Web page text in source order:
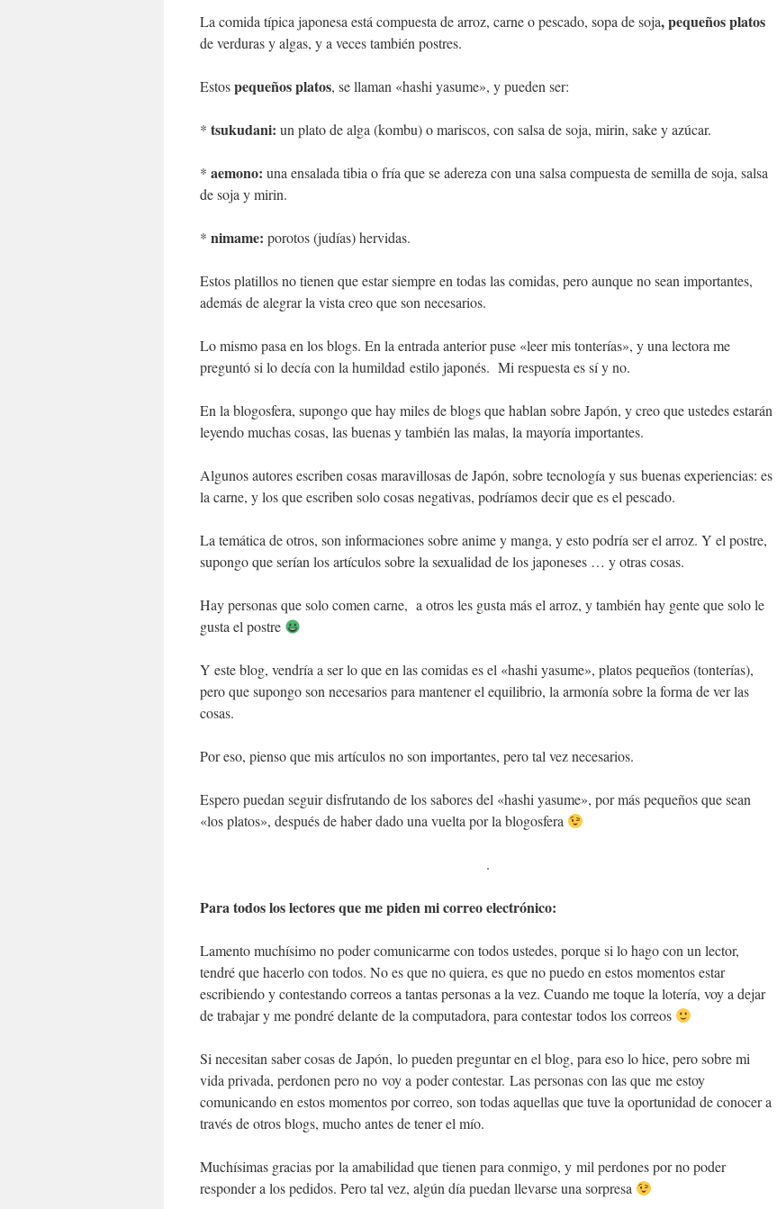
La comida típica japonesa está compuesta de arroz, carne o pescado, sopa de soja, pequeños platos
de verduras y algas, y a veces también postres.
Estospequeños platos, se llaman «hashi yasume», y pueden ser:
* tsukudani: un plato de alga (kombu) o mariscos, con salsa de soja, mirin, sake y azúcar.
* aemono: una ensalada tibia o fría que se adereza con una salsa compuesta de semilla de soja, salsa
de soja y mirin.
* nimame: porotos (judías) hervidas.
Estos platillos no tienen que estar siempre en todas las comidas, pero aunque no sean importantes,
además de alegrar la vista creo que son necesarios.
Lo mismo pasa en los blogs. En la entrada anterior puse «leer mis tonterías», y una lectora me
preguntó si lo decía con la humildad estilo japonés. Mi respuesta es sí y no.
En la blogosfera, supongo que hay miles de blogs que hablan sobre Japón, y creo que ustedes estarán
leyendo muchas cosas, las buenas y también las malas, la mayoría importantes.
Algunos autores escriben cosas maravillosas de Japón, sobre tecnología y sus buenas experiencias: es
la carne, y los que escriben solo cosas negativas, podríamos decir que es el pescado.
La temática de otros, son informaciones sobre anime y manga, y esto podría ser el arroz. Y el postre,
supongo que serían los artículos sobre la sexualidad de los japoneses … y otras cosas.
Hay personas que solo comen carne, a otros les gusta más el arroz, y también hay gente que solo le
gusta el postre
Y este blog, vendría a ser lo que en las comidas es el «hashi yasume», platos pequeños (tonterías),
pero que supongo son necesarios para mantener el equilibrio, la armonía sobre la forma de ver las
cosas.
Por eso, pienso que mis artículos no son importantes, pero tal vez necesarios.
Espero puedan seguir disfrutando de los sabores del «hashi yasume», por más pequeños que sean
«los platos», después de haber dado una vuelta por la blogosfera
.
Para todos los lectores que me piden mi correo electrónico:
Lamento muchísimo no poder comunicarme con todos ustedes, porque si lo hago con un lector,
tendré que hacerlo con todos. No es que no quiera, es que no puedo en estos momentos estar
escribiendo y contestando correos a tantas personas a la vez. Cuando me toque la lotería, voy a dejar
de trabajar y me pondré delante de la computadora, para contestar todos los correos
Si necesitan saber cosas de Japón, lo pueden preguntar en el blog, para eso lo hice, pero sobre mi
vida privada, perdonen pero no voy a poder contestar. Las personas con las que me estoy
comunicando en estos momentos por correo, son todas aquellas que tuve la oportunidad de conocer a
través de otros blogs, mucho antes de tener el mío.
Muchísimas gracias por la amabilidad que tienen para conmigo, y mil perdones por no poder
responder a los pedidos. Pero tal vez, algún día puedan llevarse una sorpresa